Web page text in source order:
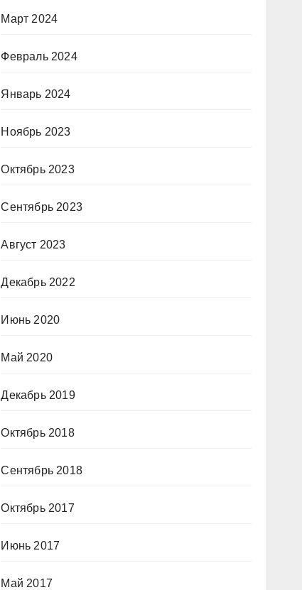
Март 2024
Февраль 2024
Январь 2024
Ноябрь 2023
Октябрь 2023
Сентябрь 2023
Август 2023
Декабрь 2022
Июнь 2020
Май 2020
Декабрь 2019
Октябрь 2018
Сентябрь 2018
Октябрь 2017
Июнь 2017
Май 2017